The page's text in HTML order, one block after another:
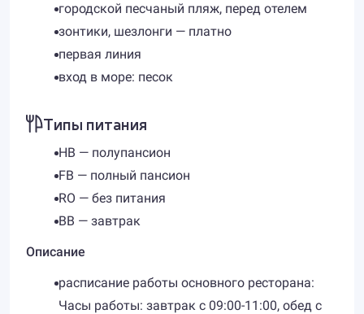
городской песчаный пляж, перед отелем
зонтики, шезлонги — платно
первая линия
вход в море: песок
Типы питания
HB — полупансион
FB — полный пансион
RO — без питания
BB — завтрак
Описание
расписание работы основного ресторана:
Часы работы: завтрак с 09:00-11:00, обед с